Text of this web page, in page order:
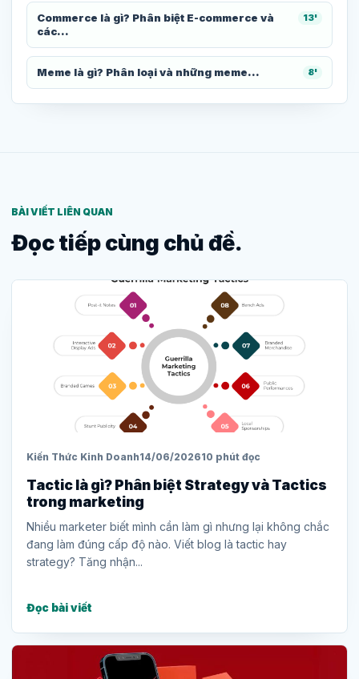
Commerce là gì? Phân biệt E-commerce và
các...
13'
Meme là gì? Phân loại và những meme... 8'
BÀI VIẾT LIÊN QUAN
Đọc tiếp cùng chủ đề.
Kiến Thức Kinh Doanh14/06/202610 phút đọc
Tactic là gì? Phân biệt Strategy và Tactics
trong marketing
Nhiều marketer biết mình cần làm gì nhưng lại không chắc
đang làm đúng cấp độ nào. Viết blog là tactic hay
strategy? Tăng nhận...
Đọc bài viết